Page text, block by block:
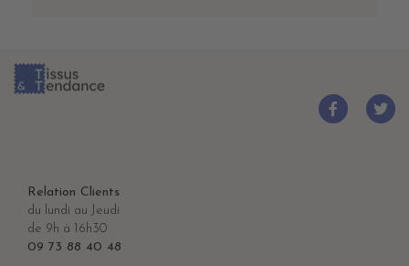
Relation Clients
du lundi au Jeudi
de 9h à 16h30
09 73 88 40 48